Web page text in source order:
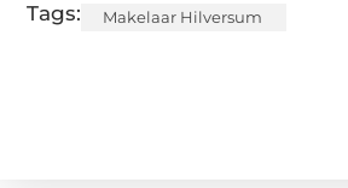
Tags: Makelaar Hilversum